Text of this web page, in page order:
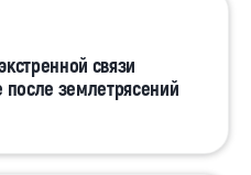
связи
землетрясений